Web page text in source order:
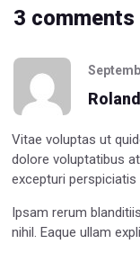
3 comments
Vitae voluptas ut
dolore voluptatibus
excepturi perspiciatis
Ipsam rerum
nihil. Eaque ullam